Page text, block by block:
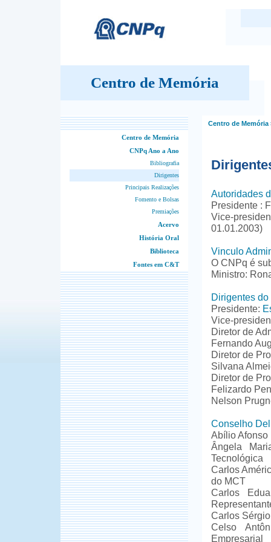
Centro de Memória
Centro de Memória
CNPq Ano a Ano
Bibliografia
Dirigentes
Principais Realizações
Fomento e Bolsas
Premiações
Acervo
História Oral
Biblioteca
Fontes em C&T
Centro de Memória
Autoridades
Presidente :
Vice-
01.01.2003)
Vinculo
O CNPq é
Ministro:
Dirigentes
Presidente:
Vice-
Diretor de
Fernando
Diretor de
Silvana
Diretor de
Felizardo
Nelson
Conselho
Abílio Afonso
Ângela
Tecnológica
Carlos
do MCT
Carlos
Carlos
Celso
Empresarial